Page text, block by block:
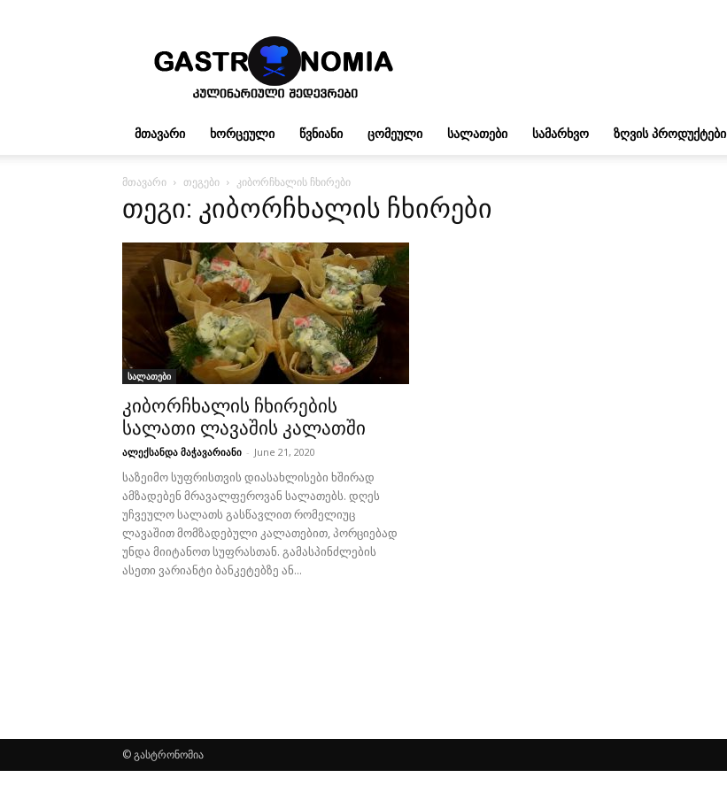
გასტრონომია
ᲛᲗᲐᲕᲐᲠᲘ ᲮᲝᲠᲪᲔᲣᲚᲘ ᲬᲕᲜᲘᲐᲜᲘ ᲪᲝᲛᲔᲣᲚᲘ ᲡᲐᲚᲐᲗᲔᲑᲘ ᲡᲐᲛᲐᲠᲮᲕᲝ ᲖᲦᲕᲘᲡ ᲞᲠᲝᲓᲣᲥᲢᲔᲑᲘ
მთავარი თეგები კიბორჩხალის ჩხირები
თეგი: კიბორჩხალის ჩხირები
სალათები
კიბორჩხალის ჩხირების
სალათი ლავაშის კალათში
ალექსანდა მაჭავარიანი - June 21, 2020
საზეიმო სუფრისთვის დიასახლისები ხშირად
ამზადებენ მრავალფეროვან სალათებს. დღეს
უჩვეულო სალათს გასწავლით რომელიუც
ლავაშით მომზადებული კალათებით, პორციებად
უნდა მიიტანოთ სუფრასთან. გამასპინძლების
ასეთი ვარიანტი ბანკეტებზე ან...
© გასტრონომია